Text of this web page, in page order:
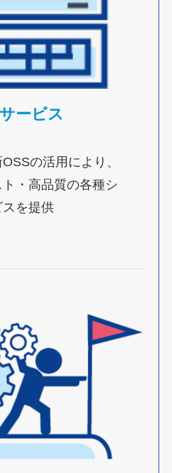
ービス
の活用により、
・高品質の各種シ
を提供